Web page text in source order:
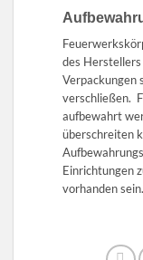
des
Verpackungen
verschließen.
aufbewahrt
überschreiten
Einrichtungen
vorhanden sein.